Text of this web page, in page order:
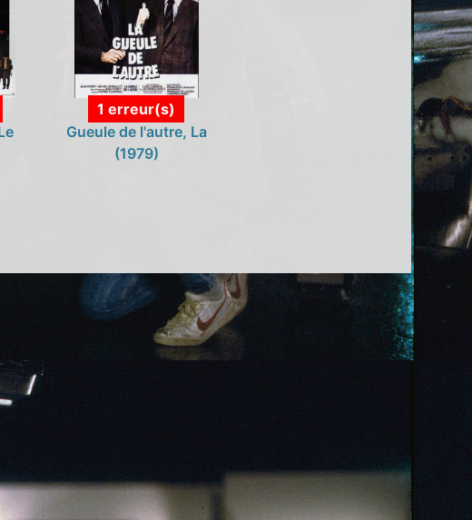
1 erreur(s)
Gueule de l'autre, La
(1979)